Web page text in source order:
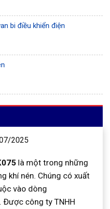
bi điều khiển điện
2025
là một trong những
khí nén. Chúng có xuất
vào dòng
. Được công ty TNHH